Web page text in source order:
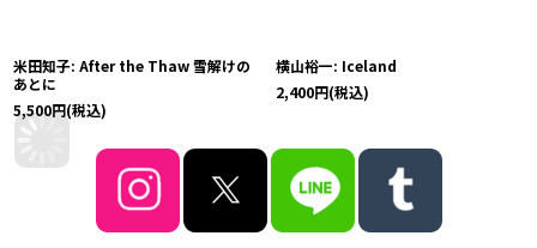
米田知子: After the Thaw 雪解けの
あとに
5,500円(税込)
横山裕一: Iceland
2,400円(税込)